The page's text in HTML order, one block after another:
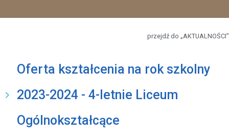
przejdź do „AKTUALNOŚCI”
Oferta kształcenia na rok szkolny
2023-2024 - 4-letnie Liceum
Ogólnokształcące